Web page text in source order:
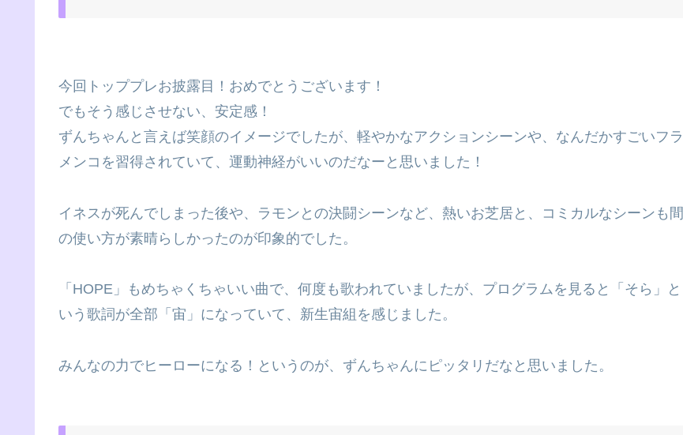
今回トッププレお披露目！おめでとうございます！
でもそう感じさせない、安定感！
ずんちゃんと言えば笑顔のイメージでしたが、軽やかなアクションシーンや、なんだかすごいフラ
メンコを習得されていて、運動神経がいいのだなーと思いました！
イネスが死んでしまった後や、ラモンとの決闘シーンなど、熱いお芝居と、コミカルなシーンも間
の使い方が素晴らしかったのが印象的でした。
「HOPE」もめちゃくちゃいい曲で、何度も歌われていましたが、プログラムを見ると「そら」と
いう歌詞が全部「宙」になっていて、新生宙組を感じました。
みんなの力でヒーローになる！というのが、ずんちゃんにピッタリだなと思いました。